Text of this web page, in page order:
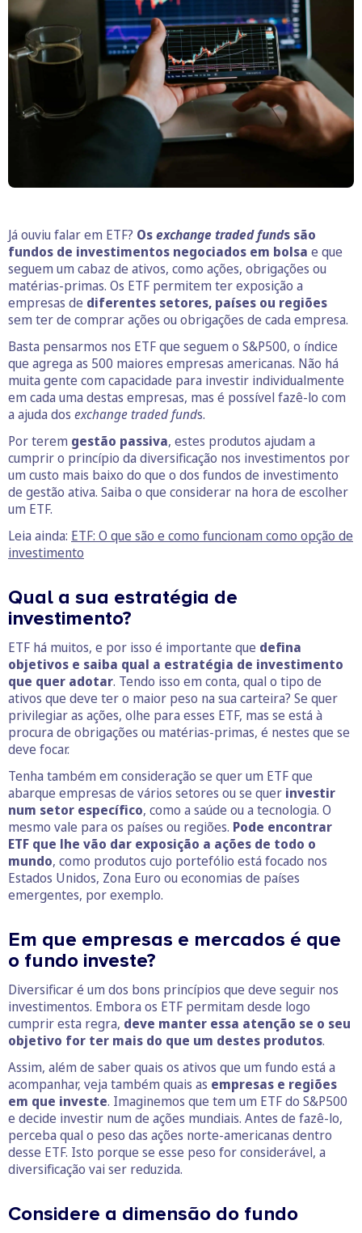
Já ouviu falar em ETF? Osexchange traded funds são
fundos de investimentos negociados em bolsa e que
seguem um cabaz de ativos, como ações, obrigações ou
matérias-primas. Os ETF permitem ter exposição a
empresas de diferentes setores, países ou regiões
sem ter de comprar ações ou obrigações de cada empresa.
Basta pensarmos nos ETF que seguem o S&P500, o índice
que agrega as 500 maiores empresas americanas. Não há
muita gente com capacidade para investir individualmente
em cada uma destas empresas, mas é possível fazê-lo com
a ajuda dos exchange traded funds.
Por terem gestão passiva, estes produtos ajudam a
cumprir o princípio da diversificação nos investimentos por
um custo mais baixo do que o dos fundos de investimento
de gestão ativa. Saiba o que considerar na hora de escolher
um ETF.
Leia ainda: ETF: O que são e como funcionam como opção de
investimento
Qual a sua estratégia de
investimento?
ETF há muitos, e por isso é importante que defina
objetivos e saiba qual a estratégia de investimento
que quer adotar. Tendo isso em conta, qual o tipo de
ativos que deve ter o maior peso na sua carteira? Se quer
privilegiar as ações, olhe para esses ETF, mas se está à
procura de obrigações ou matérias-primas, é nestes que se
deve focar.
Tenha também em consideração se quer um ETF que
abarque empresas de vários setores ou se quer investir
num setor específico, como a saúde ou a tecnologia. O
mesmo vale para os países ou regiões. Pode encontrar
ETF que lhe vão dar exposição a ações de todo o
mundo, como produtos cujo portefólio está focado nos
Estados Unidos, Zona Euro ou economias de países
emergentes, por exemplo.
Em que empresas e mercados é que
o fundo investe?
Diversificar é um dos bons princípios que deve seguir nos
investimentos. Embora os ETF permitam desde logo
cumprir esta regra, deve manter essa atenção se o seu
objetivo for ter mais do que um destes produtos.
Assim, além de saber quais os ativos que um fundo está a
acompanhar, veja também quais as empresas e regiões
em que investe. Imaginemos que tem um ETF do S&P500
e decide investir num de ações mundiais. Antes de fazê-lo,
perceba qual o peso das ações norte-americanas dentro
desse ETF. Isto porque se esse peso for considerável, a
diversificação vai ser reduzida.
Considere a dimensão do fundo